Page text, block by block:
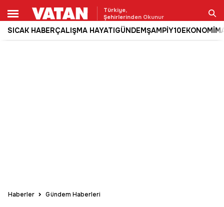
Türkiye,
Şehirlerinden Okunur
SICAK HABERÇALIŞMA HAYATIGÜNDEMŞAMPİY10EKONOMİ
Ara
Haberler Gündem Haberleri